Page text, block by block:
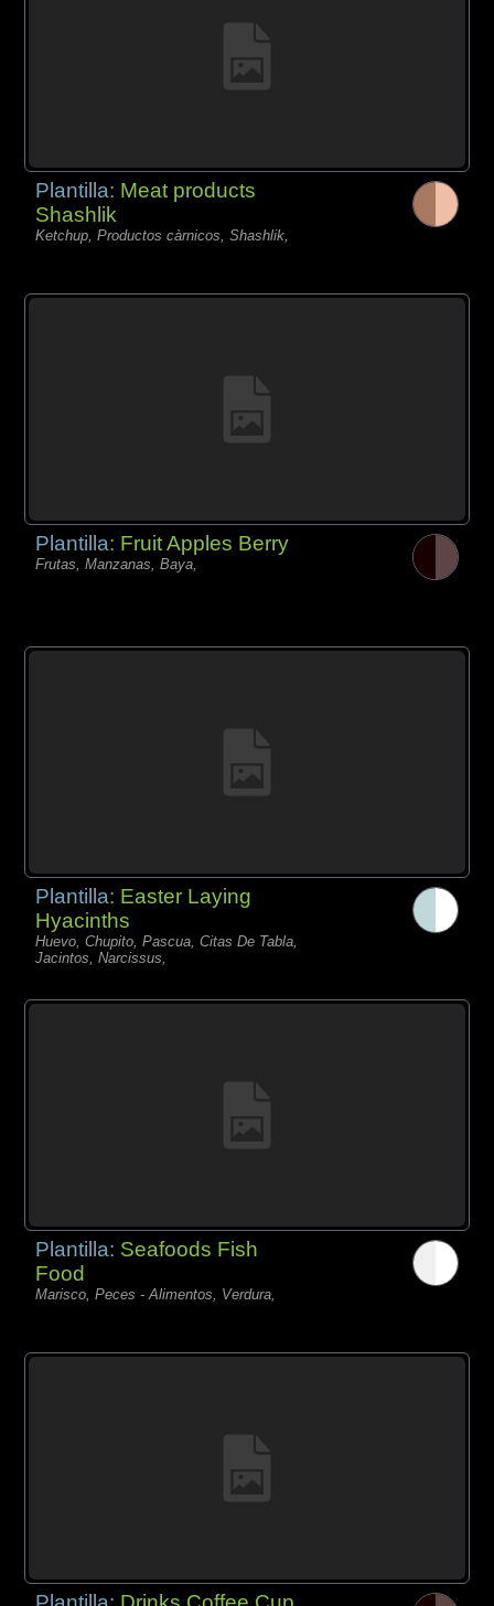
Plantilla: Meat products
Shashlik
Ketchup, Productos càrnicos, Shashlik,
Plantilla: Fruit Apples Berry
Frutas, Manzanas, Baya,
Plantilla: Easter Laying
Hyacinths
Huevo, Chupito, Pascua, Citas De Tabla,
Jacintos, Narcissus,
Plantilla: Seafoods Fish
Food
Marisco, Peces - Alimentos, Verdura,